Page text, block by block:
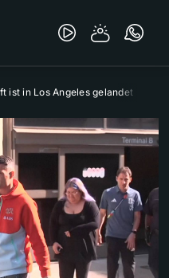
ist in Los Angeles gelandet